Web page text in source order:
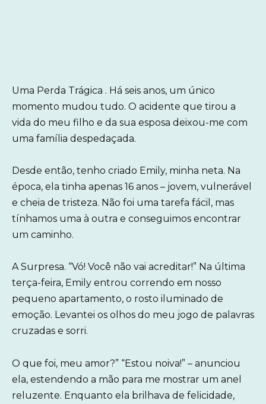
Uma Perda Trágica . Há seis anos, um único
momento mudou tudo. O acidente que tirou a
vida do meu filho e da sua esposa deixou-me com
uma família despedaçada.
Desde então, tenho criado Emily, minha neta. Na
época, ela tinha apenas 16 anos – jovem, vulnerável
e cheia de tristeza. Não foi uma tarefa fácil, mas
tínhamos uma à outra e conseguimos encontrar
um caminho.
A Surpresa. “Vó! Você não vai acreditar!” Na última
terça-feira, Emily entrou correndo em nosso
pequeno apartamento, o rosto iluminado de
emoção. Levantei os olhos do meu jogo de palavras
cruzadas e sorri.
O que foi, meu amor?” “Estou noiva!” – anunciou
ela, estendendo a mão para me mostrar um anel
reluzente. Enquanto ela brilhava de felicidade,